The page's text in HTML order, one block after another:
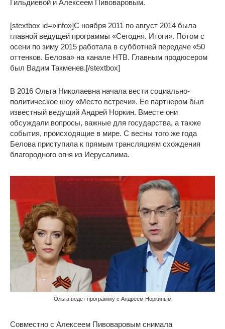
Гильдиевой и Алексеем Пивоваровым.
[stextbox id=»info»]С ноября 2011 по август 2014 была
главной ведущей программы «Сегодня. Итоги». Потом с
осени по зиму 2015 работала в субботней передаче «50
оттенков. Белова» на канале НТВ. Главным продюсером
был Вадим Такменев.[/stextbox]
В 2016 Ольга Николаевна начала вести социально-
политическое шоу «Место встречи». Ее партнером был
известный ведущий Андрей Норкин. Вместе они
обсуждали вопросы, важные для государства, а также
события, происходящие в мире. С весны того же года
Белова приступила к прямым трансляциям схождения
благородного огня из Иерусалима.
Ольга ведет программу с Андреем Норкиным
Совместно с Алексеем Пивоваровым снимала